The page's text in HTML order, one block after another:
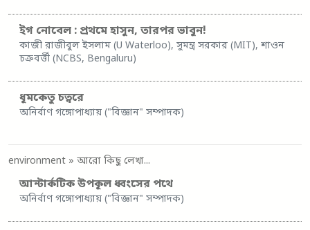
ইগ নোবেল : প্রথমে হাসুন, তারপর ভাবুন!
কাজী রাজীবুল ইসলাম (U Waterloo), সুমন্ত্র সরকার (MIT), শাওন
চক্রবর্ত্তী (NCBS, Bengaluru)
ধূমকেতু চত্বরে
অনির্বাণ গঙ্গোপাধ্যায় ("বিজ্ঞান" সম্পাদক)
environment » আরো কিছু লেখা...
আন্টার্কটিক উপকূল ধ্বংসের পথে
অনির্বাণ গঙ্গোপাধ্যায় ("বিজ্ঞান" সম্পাদক)